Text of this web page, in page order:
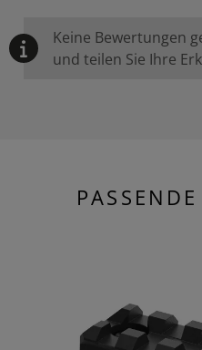
Keine Bewertungen
und teilen Sie Ihre